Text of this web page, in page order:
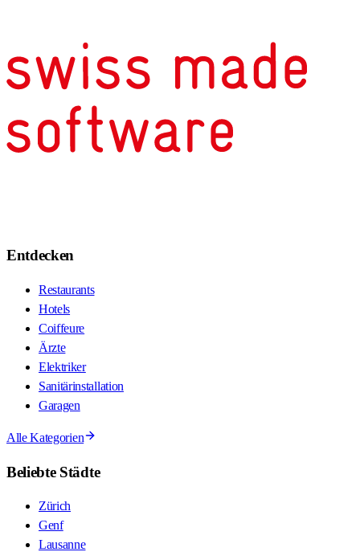
Entdecken
Restaurants
Hotels
Coiffeure
Ärzte
Elektriker
Sanitärinstallation
Garagen
Alle Kategorien
Beliebte Städte
Zürich
Genf
Lausanne